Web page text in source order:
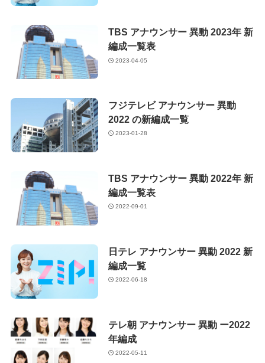
TBS アナウンサー 異動 2023年 新
編成一覧表
2023-04-05
フジテレビ アナウンサー 異動
2022 の新編成一覧
2023-01-28
TBS アナウンサー 異動 2022年 新
編成一覧表
2022-09-01
日テレ アナウンサー 異動 2022 新
編成一覧
2022-06-18
テレ朝 アナウンサー 異動 ー2022
年編成
2022-05-11